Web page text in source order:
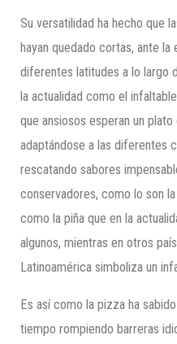
Su versatilidad ha hecho que
hayan quedado cortas, ante
diferentes latitudes a lo largo
la actualidad como el
que ansiosos esperan un
adaptándose a las diferentes
rescatando sabores
conservadores, como lo son
como la piña que en la
algunos, mientras en otros
Latinoamérica simboliza un
Es así como la pizza ha
tiempo rompiendo barreras